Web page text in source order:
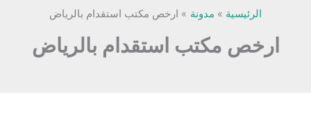
الرئيسية مدونة ارخص مكتب استقدام بالرياض
ارخص مكتب استقدام بالرياض